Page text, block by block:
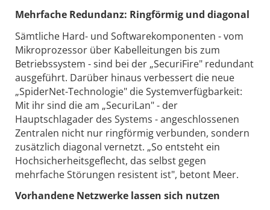
Mehrfache Redundanz: Ringförmig und diagonal
Sämtliche Hard- und Softwarekomponenten - vom
Mikroprozessor über Kabelleitungen bis zum
Betriebssystem - sind bei der „SecuriFire" redundant
ausgeführt. Darüber hinaus verbessert die neue
„SpiderNet-Technologie" die Systemverfügbarkeit:
Mit ihr sind die am „SecuriLan" - der
Hauptschlagader des Systems - angeschlossenen
Zentralen nicht nur ringförmig verbunden, sondern
zusätzlich diagonal vernetzt. „So entsteht ein
Hochsicherheitsgeflecht, das selbst gegen
mehrfache Störungen resistent ist", betont Meer.
Vorhandene Netzwerke lassen sich nutzen